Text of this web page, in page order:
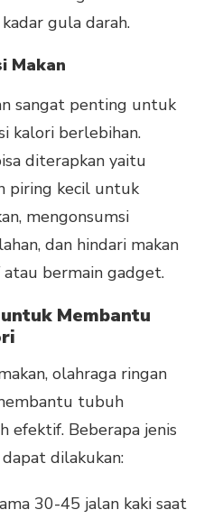
gula darah.
Makan
sangat penting untuk
kalori berlebihan.
diterapkan yaitu
piring kecil untuk
mengonsumsi
dan hindari makan
bermain gadget.
Membantu
olahraga ringan
tubuh
efektif. Beberapa jenis
dilakukan:
30-45 jalan kaki saat